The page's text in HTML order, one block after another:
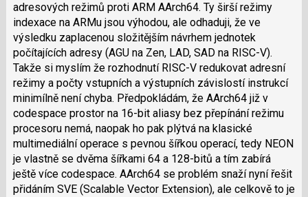
adresových režimů proti ARM AArch64. Ty širší režimy
indexace na ARMu jsou výhodou, ale odhaduji, že ve
výsledku zaplacenou složitějším návrhem jednotek
počítajících adresy (AGU na Zen, LAD, SAD na RISC-V).
Takže si myslím že rozhodnutí RISC-V redukovat adresní
režimy a počty vstupních a výstupních závislostí instrukcí
minimílně není chyba. Předpokládám, že AArch64 již v
codespace prostor na 16-bit aliasy bez přepínání režimu
procesoru nemá, naopak ho pak plýtvá na klasické
multimediální operace s pevnou šířkou operací, tedy NEON
je vlastně se dvěma šířkami 64 a 128-bitů a tím zabírá
ještě více codespace. AArch64 se problém snaží nyní řešit
přidáním SVE (Scalable Vector Extension), ale celkově to je